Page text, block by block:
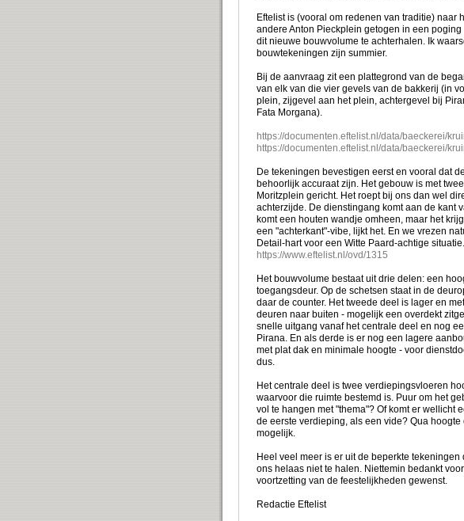
Eftelist is (vooral om redenen van traditie) naar
andere Anton Pieckplein getogen in een
dit nieuwe bouwvolume te achterhalen. Ik
bouwtekeningen zijn summier.
Bij de aanvraag zit een plattegrond van de
van elk van die vier gevels van de bakkerij (in
plein, zijgevel aan het plein, achtergevel bij
Fata Morgana).
https://documenten.eftelist.nl/data/baeckerei/
https://documenten.eftelist.nl/data/baeckerei/
De tekeningen bevestigen eerst en vooral dat
behoorlijk accuraat zijn. Het gebouw is met
Moritzplein gericht. Het roept bij ons dan wel
achterzijde. De dienstingang komt aan de kant
komt een houten wandje omheen, maar het
een "achterkant"-vibe, lijkt het. En we vrezen
Detail-hart voor een Witte Paard-achtige
https://www.eftelist.nl/ovd/1315
Het bouwvolume bestaat uit drie delen: een
toegangsdeur. Op de schetsen staat in de
daar de counter. Het tweede deel is lager en
deuren naar buiten - mogelijk een overdekt
snelle uitgang vanaf het centrale deel en nog
Pirana. En als derde is er nog een lagere
met plat dak en minimale hoogte - voor
dus.
Het centrale deel is twee verdiepingsvloeren
waarvoor die ruimte bestemd is. Puur om het
vol te hangen met "thema"? Of komt er wellicht
de eerste verdieping, als een vide? Qua
mogelijk.
Heel veel meer is er uit de beperkte
ons helaas niet te halen. Niettemin bedankt
voortzetting van de feestelijkheden gewenst.
Redactie Eftelist